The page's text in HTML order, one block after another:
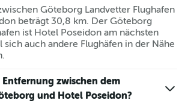
Göteborg Landvetter Flughafen
beträgt 30,8 km. Der Göteborg
ist Hotel Poseidon am nächsten
auch andere Flughäfen in der Nähe
zwischen dem
und Hotel Poseidon?